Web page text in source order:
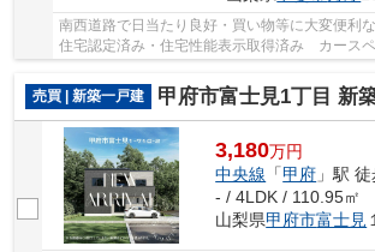
南西道路で日当たり良好・買い物等に大変便利
住宅認定済み・住宅性能表示取得済み カース
売買 | 新築一戸建 甲府市富士見1丁目 新築 バリアフリーの
3,180万円
中央線 「甲府 」駅
- / 4LDK / 110.95㎡
山梨県甲府市富士見